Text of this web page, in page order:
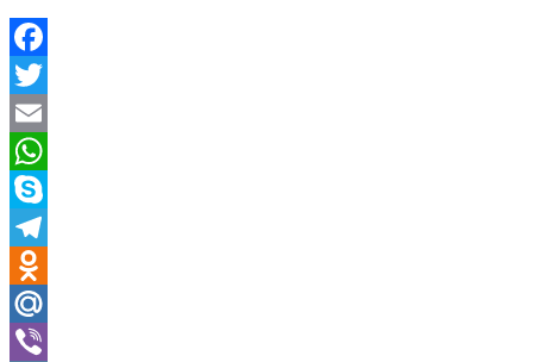
Facebook
Twitter
Email
WhatsApp
Skype
Telegram
Odnoklassniki
Mail.Ru